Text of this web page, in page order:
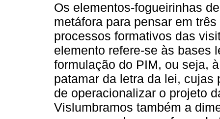
Os elementos-fogueirinhas
metáfora para pensar em
processos formativos das
elemento refere-se às bases
formulação do PIM, ou seja,
patamar da letra da lei,
de operacionalizar o projeto
Vislumbramos também a